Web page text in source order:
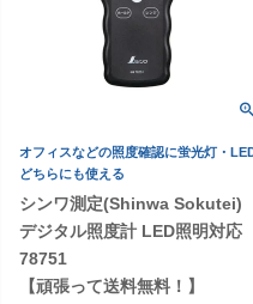
オフィスなどの照度確認に蛍光灯・
どちらにも使える
シンワ測定(Shinwa Sokutei)
デジタル照度計 LED照明対応
78751
【頑張って送料無料！】